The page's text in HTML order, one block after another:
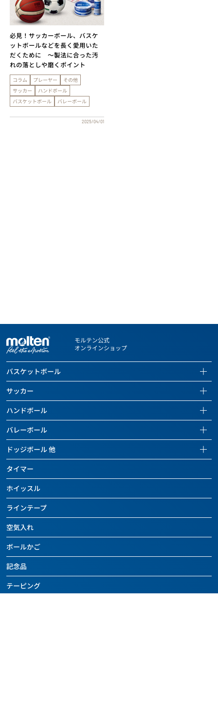
必見！サッカーボール、バスケ
ットボールなどを長く愛用いた
だくために ～製法に合った汚
れの落としや磨くポイント
コラム プレーヤー
その他
サッカー
ハンドボール
バスケットボール
バレーボール
2025/04/01
モルテン公式
オンラインショップ
バスケットボール
バスケットボールページを見る
全ての商品を見る
バスケットボール
バッグ
ボールケアグッズ
チーム用具
レフェリー用具
トレーニング用具
カウンター
バスケットボール関連用具
その他
SALE
サッカー
サッカーページを見る
全ての商品を見る
サッカーボール
バッグ
ボールケアグッズ
チーム用具
レフェリー用具
トレーニング用具
関連用具
フットサル関連用具
その他
SALE
ハンドボール
ハンドボールページを見る
全ての商品を見る
ハンドボール
バッグ
ボールケアグッズ
チーム用具
レフェリー用具
トレーニング用具
カウンター
ハンドボール関連用具
その他
バレーボール
バレーボールページを見る
全ての商品を見る
バレーボール
バッグ
ボールケアグッズ
チーム用具
レフェリー用具
トレーニング用具
関連用具
ソフトバレーボール関連用具
ドッジボール 他
ドッジボールページを見る
全ての商品を見る
ドッジボール
その他のボール
バッグ
ボールケアグッズ
チーム用具
レフェリー用具
その他
タイマー
ホイッスル
ラインテープ
空気入れ
ボールかご
記念品
テーピング